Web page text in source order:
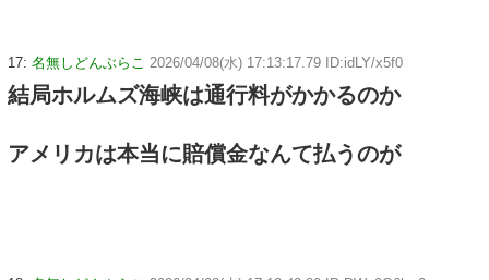
17: 名無しどんぶらこ 2026/04/08(水) 17:13:17.79 ID:idLY/x5f0
結局ホルムズ海峡は通行料がかかるのか
アメリカは本当に賠償金なんて払うのが